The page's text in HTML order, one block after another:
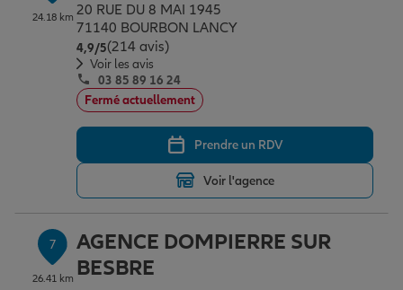
24.18 km 20 RUE DU 8 MAI 1945
71140 BOURBON LANCY
4,9/5Note de 4.9 sur 5
(214 avis)
Voir les avis
03 85 89 16 24
Fermé actuellement
Prendre un RDV
Voir l'agence
7
26.41 km
AGENCE DOMPIERRE SUR
BESBRE